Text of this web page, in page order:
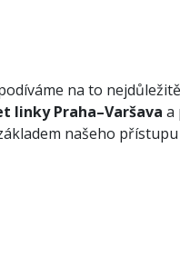
na to
linky Praha–Varšava a
našeho